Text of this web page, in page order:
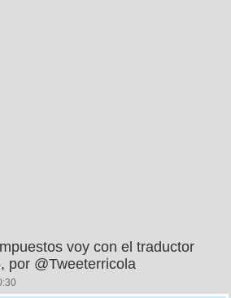
voy con el traductor
por @Tweeterricola